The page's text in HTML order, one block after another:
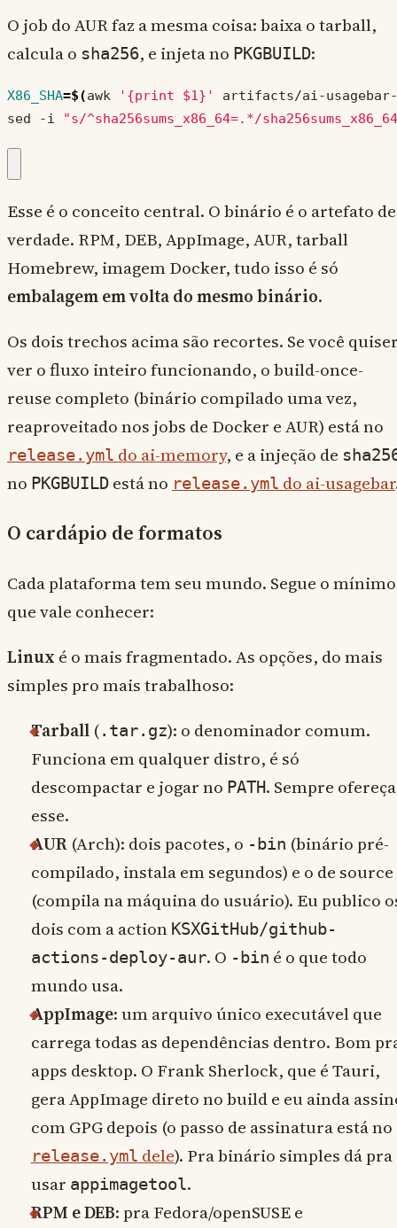
O job do AUR faz a mesma coisa: baixa o tarball,
calcula o sha256, e injeta no PKGBUILD:
X86_SHA=$(awk '{print $1}'
artifacts/ai-usagebar-
sed -i
"s/^sha256sums_x86_64=.*/
Esse é o conceito central. O binário é o artefato de
verdade. RPM, DEB, AppImage, AUR, tarball
Homebrew, imagem Docker, tudo isso é só
embalagem em volta do mesmo binário.
Os dois trechos acima são recortes. Se você
ver o fluxo inteiro funcionando, o build-once-
reuse completo (binário compilado uma vez,
reaproveitado nos jobs de Docker e AUR) está no
release.yml do ai-memory, e a injeção de
no PKGBUILD está no release.yml do ai-usagebar
O cardápio de formatos
Cada plataforma tem seu mundo. Segue o mínimo
que vale conhecer:
Linux é o mais fragmentado. As opções, do mais
simples pro mais trabalhoso:
Tarball(.tar.gz): o denominador comum.
Funciona em qualquer distro, é só
descompactar e jogar no PATH. Sempre ofereça
esse.
AUR(Arch): dois pacotes, o -bin (binário pré-
compilado, instala em segundos) e o de source
(compila na máquina do usuário). Eu publico
dois com a action KSXGitHub/github-
actions-deploy-aur. O -bin é o que todo
mundo usa.
AppImage: um arquivo único executável que
carrega todas as dependências dentro. Bom
apps desktop. O Frank Sherlock, que é Tauri,
gera AppImage direto no build e eu ainda
com GPG depois (o passo de assinatura está no
release.yml dele). Pra binário simples dá pra
usar appimagetool.
RPM e DEB: pra Fedora/openSUSE e